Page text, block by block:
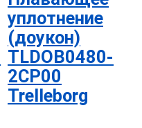
уплотнение
(доукон)
TLDOB0480-
2CP00
Trelleborg